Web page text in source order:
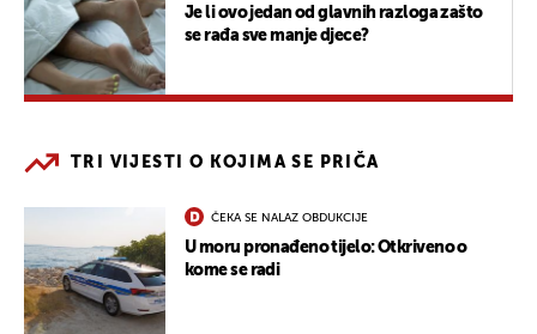
Je li ovo jedan od glavnih razloga zašto
se rađa sve manje djece?
TRI VIJESTI O KOJIMA SE PRIČA
ČEKA SE NALAZ OBDUKCIJE
U moru pronađeno tijelo: Otkriveno o
kome se radi